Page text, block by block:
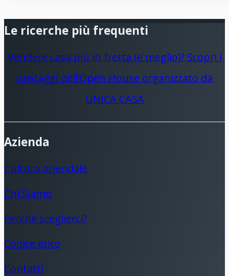
disponibilità ! Raccomandiamo
vivamente Unicacasa !!
Le ricerche più frequenti
Vendere casa più in fretta (e meglio)? Scopri i
vantaggi dell’Open House organizzato da
UNICA CASA
Azienda
Cultura aziendale
Chi Siamo
Perché sceglierci?
Codice etico
Contatti